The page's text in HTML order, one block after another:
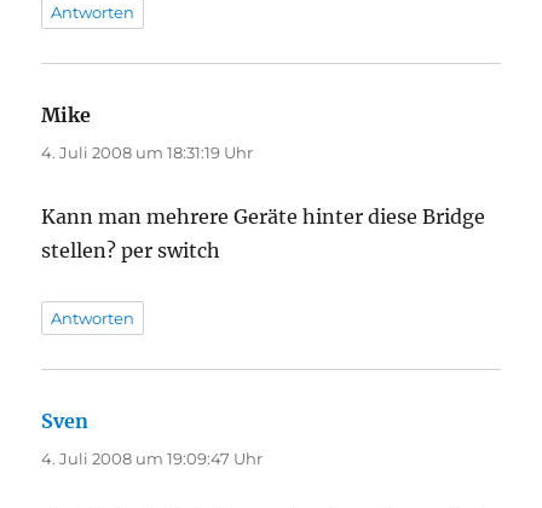
Antworten
Mike
4. Juli 2008 um 18:31:19 Uhr
Kann man mehrere Geräte hinter diese Bridge
stellen? per switch
Antworten
Sven
4. Juli 2008 um 19:09:47 Uhr